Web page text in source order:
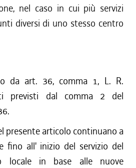
nel caso in cui più servizi
diversi di uno stesso centro
da art. 36, comma 1, L. R.
previsti dal comma 2 del
presente articolo continuano a
fino all' inizio del servizio del
locale in base alle nuove